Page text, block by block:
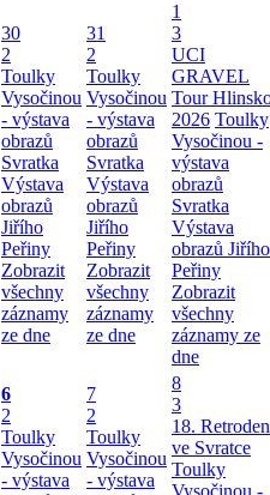
30
2
Toulky
Vysočinou
- výstava
obrazů
Svratka
Výstava
obrazů
Jiřího
Peřiny
Zobrazit
všechny
záznamy
ze dne
31
2
Toulky
Vysočinou
- výstava
obrazů
Svratka
Výstava
obrazů
Jiřího
Peřiny
Zobrazit
všechny
záznamy
ze dne
1
3
UCI
GRAVEL
Tour
2026 Toulky
Vysočinou -
výstava
obrazů
Svratka
Výstava
obrazů Jiřího
Peřiny
Zobrazit
všechny
záznamy ze
dne
6
2
Toulky
Vysočinou
- výstava
7
2
Toulky
Vysočinou
- výstava
8
3
18. Retroden
ve Svratce
Toulky